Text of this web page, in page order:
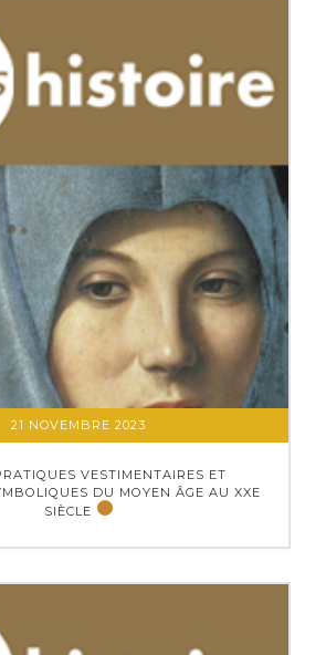
21 NOVEMBRE 2023
VESTIMENTAIRES ET
DU MOYEN ÂGE AU XXE
SIÈCLE